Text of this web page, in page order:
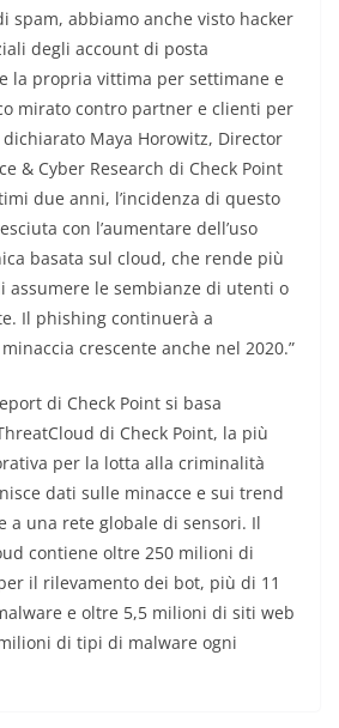
spam, abbiamo anche visto hacker
degli account di posta
la propria vittima per settimane e
mirato contro partner e clienti per
Maya Horowitz, Director
& Cyber Research di Check Point
due anni, l’incidenza di questo
con l’aumentare dell’uso
basata sul cloud, che rende più
assumere le sembianze di utenti o
Il phishing continuerà a
crescente anche nel 2020.”
di Check Point si basa
di Check Point, la più
per la lotta alla criminalità
dati sulle minacce e sui trend
a una rete globale di sensori. Il
contiene oltre 250 milioni di
il rilevamento dei bot, più di 11
e oltre 5,5 milioni di siti web
di tipi di malware ogni